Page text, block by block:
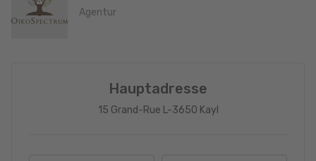
Agentur
Hauptadresse
15 Grand-Rue L-3650 Kayl